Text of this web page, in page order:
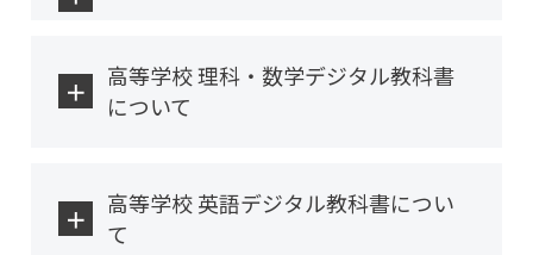
高等学校 理科・数学デジタル教科書
について
高等学校 英語デジタル教科書につい
て